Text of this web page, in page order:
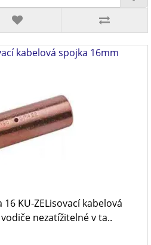
kabelová spojka 16mm
KU-ZELisovací kabelová
nezatížitelné v ta..